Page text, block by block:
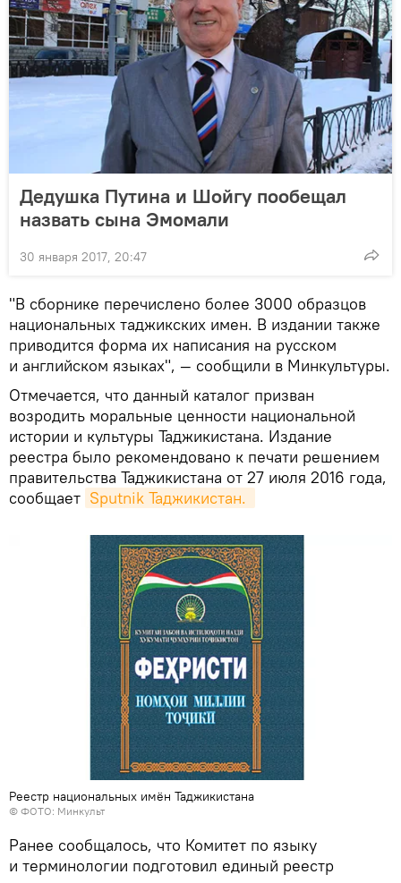
Дедушка Путина и Шойгу пообещал
назвать сына Эмомали
30 января 2017, 20:47
"В сборнике перечислено более 3000 образцов
национальных таджикских имен. В издании также
приводится форма их написания на русском
и английском языках", — сообщили в Минкультуры.
Отмечается, что данный каталог призван
возродить моральные ценности национальной
истории и культуры Таджикистана. Издание
реестра было рекомендовано к печати решением
правительства Таджикистана от 27 июля 2016 года,
сообщает Sputnik Таджикистан.
Реестр национальных имён Таджикистана
© ФОТО: Минкульт
Ранее сообщалось, что Комитет по языку
и терминологии подготовил единый реестр